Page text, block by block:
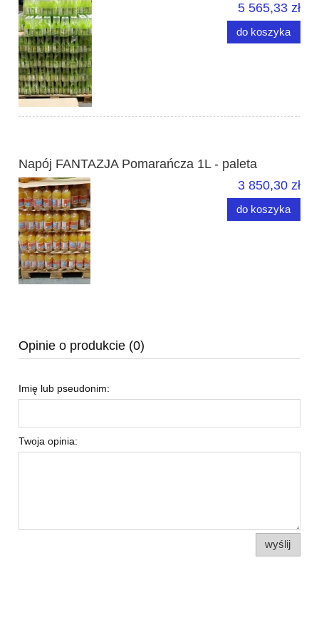
5 565,33 zł
do koszyka
Napój FANTAZJA Pomarańcza 1L - paleta
3 850,30 zł
do koszyka
Opinie o produkcie (0)
Imię lub pseudonim:
Twoja opinia:
wyślij